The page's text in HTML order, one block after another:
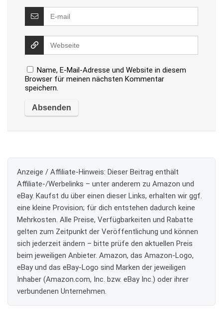
Name, E-Mail-Adresse und Website in diesem
Browser für meinen nächsten Kommentar
speichern.
Anzeige / Affiliate-Hinweis: Dieser Beitrag enthält
Affiliate-/Werbelinks – unter anderem zu Amazon und
eBay. Kaufst du über einen dieser Links, erhalten wir ggf.
eine kleine Provision; für dich entstehen dadurch keine
Mehrkosten. Alle Preise, Verfügbarkeiten und Rabatte
gelten zum Zeitpunkt der Veröffentlichung und können
sich jederzeit ändern – bitte prüfe den aktuellen Preis
beim jeweiligen Anbieter. Amazon, das Amazon-Logo,
eBay und das eBay-Logo sind Marken der jeweiligen
Inhaber (Amazon.com, Inc. bzw. eBay Inc.) oder ihrer
verbundenen Unternehmen.